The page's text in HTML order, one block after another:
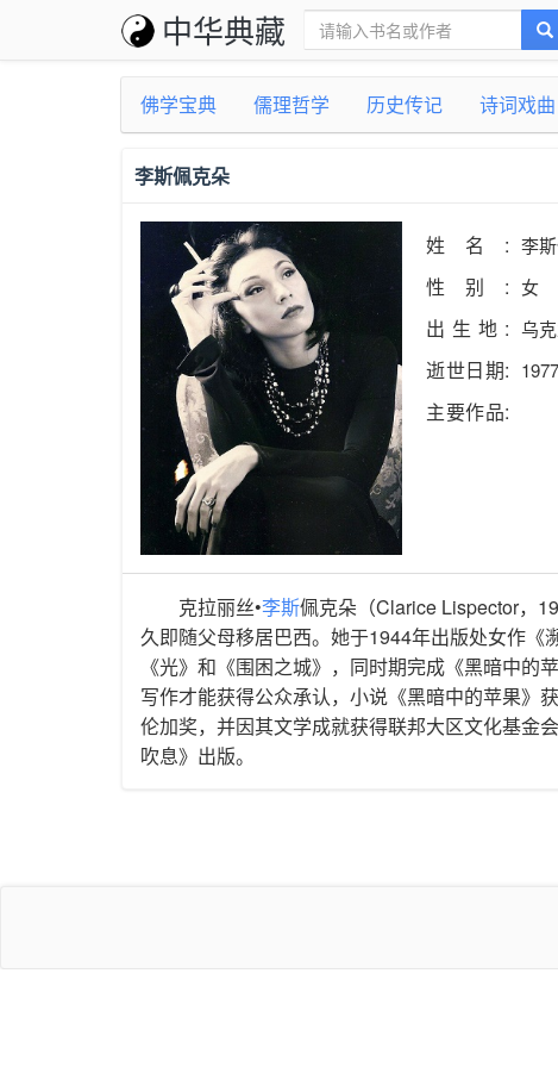
中华典藏
佛学宝典 儒理哲学 历史传记 诗词戏曲
李斯佩克朵
姓名: 李
性别: 女
出生地: 乌
逝世日期: 1977
主要作品:
克拉丽丝•李斯佩克朵（Clarice Lispector，
久即随父母移居巴西。她于1944年出版处女作
《光》和《围困之城》，同时期完成《黑暗中
写作才能获得公众承认，小说《黑暗中的苹果》
伦加奖，并因其文学成就获得联邦大区文化基金
吹息》出版。